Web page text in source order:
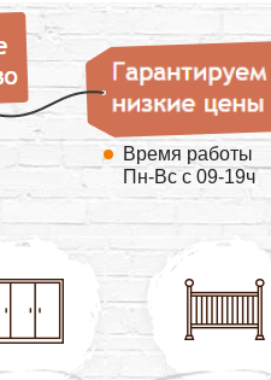
Время работы
Пн-Вс с 09-19ч